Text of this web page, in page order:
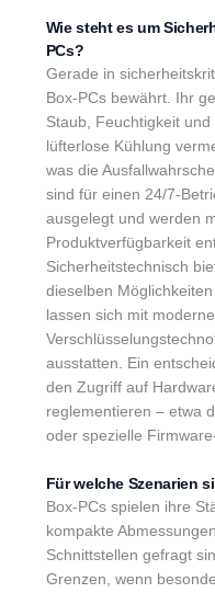
Wie steht es um
PCs?
Gerade in
Box-PCs bewährt. Ihr
Staub, Feuchtigkeit
lüfterlose Kühlung
was die
sind für einen 24/7-
ausgelegt und werden
Produktverfügbarkeit
Sicherheitstechnisch
dieselben
lassen sich mit
ausstatten. Ein
den Zugriff auf
reglementieren – etwa
oder spezielle
Für welche Szenarien
Box-PCs spielen ihre
kompakte
Schnittstellen gefragt
Grenzen, wenn